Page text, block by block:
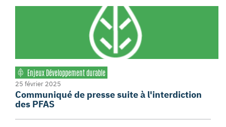
Enjeux Développement durable
25 février 2025
Communiqué de presse suite à l'interdiction
des PFAS